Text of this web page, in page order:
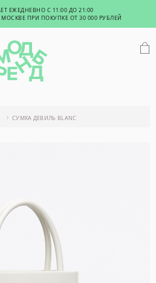
ЕЖЕДНЕВНО С 11:00 ДО 21:00
ПРИ ПОКУПКЕ ОТ 30 000 РУБЛЕЙ
СУМКА ДЕВИЛЬ BLANC